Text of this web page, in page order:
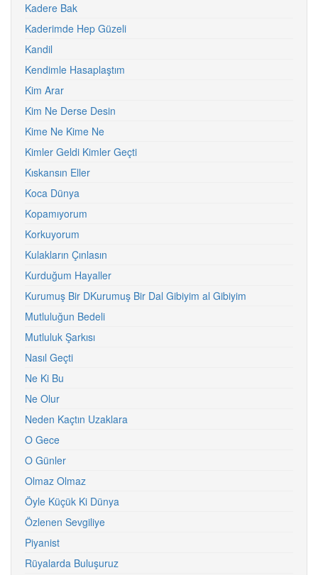
Kadere Bak
Kaderimde Hep Güzeli
Kandil
Kendimle Hasaplaştım
Kim Arar
Kim Ne Derse Desin
Kime Ne Kime Ne
Kimler Geldi Kimler Geçti
Kıskansın Eller
Koca Dünya
Kopamıyorum
Korkuyorum
Kulakların Çınlasın
Kurduğum Hayaller
Kurumuş Bir DKurumuş Bir Dal Gibiyim al Gibiyim
Mutluluğun Bedeli
Mutluluk Şarkısı
Nasıl Geçti
Ne Ki Bu
Ne Olur
Neden Kaçtın Uzaklara
O Gece
O Günler
Olmaz Olmaz
Öyle Küçük Ki Dünya
Özlenen Sevgiliye
Piyanist
Rüyalarda Buluşuruz